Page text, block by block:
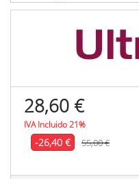
28,60 €
IVA Incluido 21%
-26,40 € 55,00 €